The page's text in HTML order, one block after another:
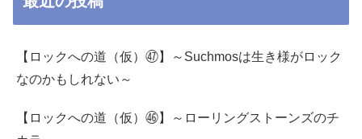
【ロックへの道（仮）㊼】～Suchmosは生き様がロック
なのかもしれない～
【ロックへの道（仮）㊻】～ローリングストーンズのチ